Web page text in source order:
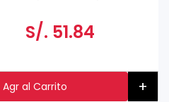
S/. 51.84
Agr al Carrito +